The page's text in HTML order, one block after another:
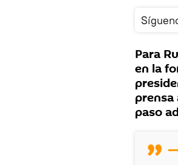
Para
en la
prensa
paso